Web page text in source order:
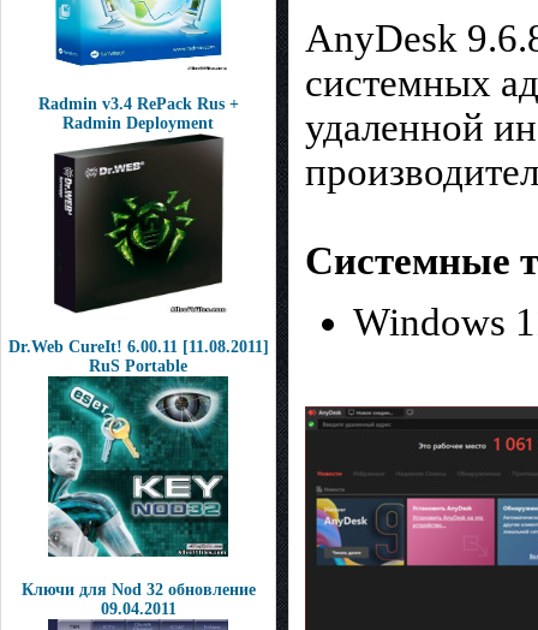
Radmin v3.4 RePack Rus +
Radmin Deployment
Dr.Web CureIt! 6.00.11 [11.08.2011]
RuS Portable
Ключи для Nod 32 обновление
09.04.2011
AnyDesk
системных
удаленной
Системные
Windows